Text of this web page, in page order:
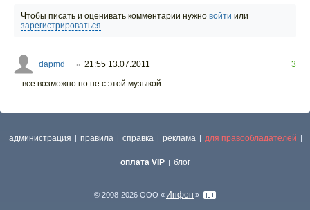
Чтобы писать и оценивать комментарии нужно войти или
зарегистрироваться
dapmd ○ 21:55 13.07.2011
+3
все возможно но не с этой музыкой
администрация | правила | справка | реклама | для правообладателей |
оплата VIP | блог
© 2008-2026 ООО « Инфон »